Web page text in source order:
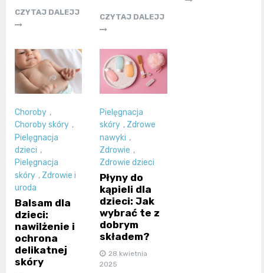
CZYTAJ DALEJJ
CZYTAJ DALEJJ
Choroby ,
Choroby skóry ,
Pielęgnacja
dzieci ,
Pielęgnacja
skóry , Zdrowie i
uroda
Balsam dla
dzieci:
nawilżenie i
ochrona
delikatnej
skóry
Pielęgnacja
skóry , Zdrowe
nawyki ,
Zdrowie ,
Zdrowie dzieci
Płyny do
kąpieli dla
dzieci: Jak
wybrać te z
dobrym
składem?
28 kwietnia
2025